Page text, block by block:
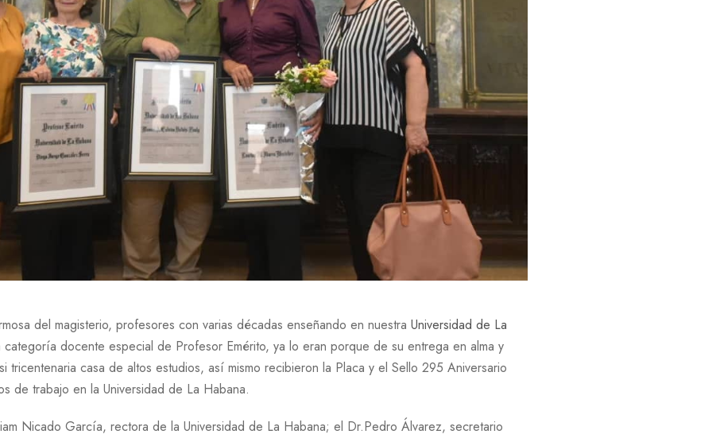
del magisterio, profesores con varias décadas enseñando en nuestra Universidad de La
docente especial de Profesor Emérito, ya lo eran porque de su entrega en alma y
tricentenaria casa de altos estudios, así mismo recibieron la Placa y el Sello 295 Aniversario
de trabajo en la Universidad de La Habana.
Nicado García, rectora de la Universidad de La Habana; el Dr.Pedro Álvarez, secretario